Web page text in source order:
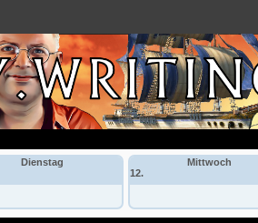
Dienstag
Mittwoch
12.